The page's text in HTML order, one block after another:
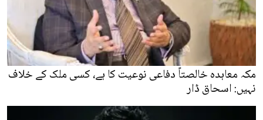
مکہ معاہدہ خالصتاً دفاعی نوعیت کا ہے، کسی ملک کے خلاف
نہیں: اسحاق ڈار